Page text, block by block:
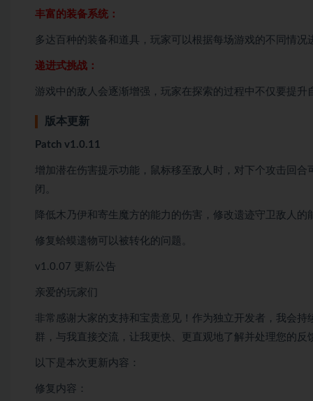
丰富的装备系统：
多达百种的装备和道具，玩家可以根据每场游戏的不同情
递进式挑战：
游戏中的敌人会逐渐增强，玩家在探索的过程中不仅要提
版本更新
Patch v1.0.11
增加潜在伤害提示功能，鼠标移至敌人时，对下个攻击回
闭。
降低木乃伊和寄生魔方的能力的伤害，修改遗迹守卫敌人的
修复蛤蟆遗物可以被转化的问题。
v1.0.07 更新公告
亲爱的玩家们
非常感谢大家的支持和宝贵意见！作为独立开发者，我会
群，与我直接交流，让我更快、更直观地了解并处理您的反
以下是本次更新内容：
修复内容：